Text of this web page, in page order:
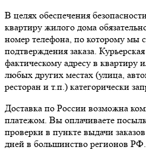
В целях обеспечения
квартиру жилого дома
номер телефона, по которому мы
подтверждения заказа.
фактическому адресу в квартиру
любых других местах (улица,
ресторан и т.п.) категорически
Доставка по России возможна
платежом. Вы оплачиваете
проверки в пункте выдачи
дней в большинство регионов РФ.